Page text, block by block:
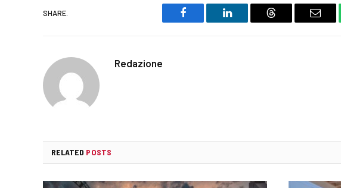
SHARE.
Facebook LinkedIn Threads Email
Redazione
RELATED POSTS